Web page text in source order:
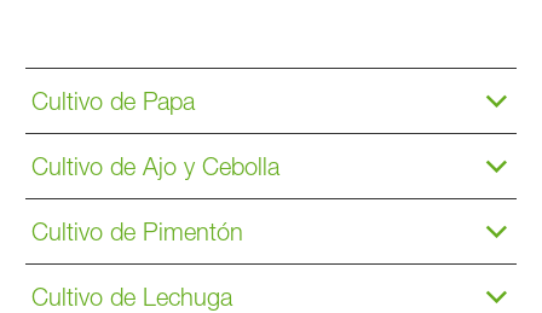
Cultivo de Papa
Cultivo de Ajo y Cebolla
Cultivo de Pimentón
Cultivo de Lechuga